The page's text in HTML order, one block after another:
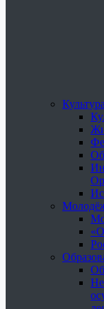
Культура